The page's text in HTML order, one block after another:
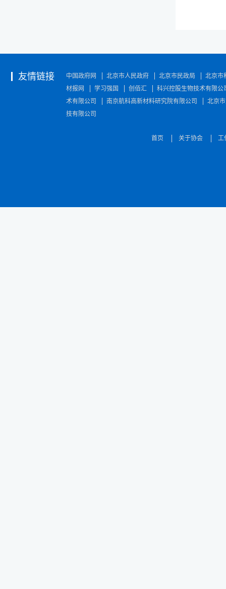
友情链接 中国政府网 北京市人民政府 北京市民政局
北京市
材报网
学习强国 创佰汇
科兴控股生物技术有限公
术有限公司
南京航科高新材料研究院有限公司
北京
技有限公司
首页 关于协会 工